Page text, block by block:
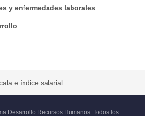
y enfermedades laborales
e índice salarial
Desarrollo Recursos Humanos. Todos los